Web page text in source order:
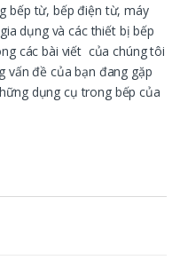
bếp từ, bếp điện từ, máy
dụng và các thiết bị bếp
các bài viết của chúng tôi
vấn đề của bạn đang gặp
dụng cụ trong bếp của